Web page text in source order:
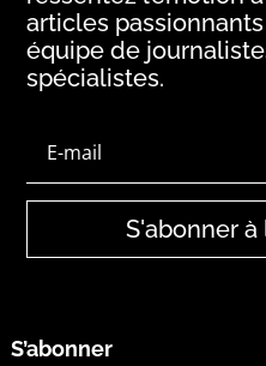
articles
équipe de
spécialistes.
S'abonner
S’abonner